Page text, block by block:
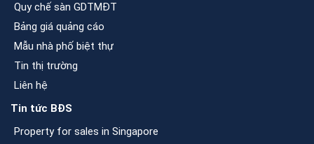
Quy chế sàn GDTMĐT
Bảng giá quảng cáo
Mẫu nhà phố biệt thự
Tin thị trường
Liên hệ
Tin tức BĐS
Property for sales in Singapore